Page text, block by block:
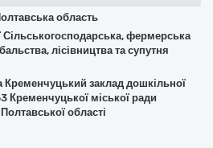
область
Сільськогосподарська, фермерська
лісівництва та супутня
Кременчуцький заклад дошкільної
Кременчуцької міської ради
області